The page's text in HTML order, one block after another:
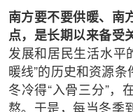
南方要不要供暖、南
点，是长期以来备受
发展和居民生活水平
暖线”的历史和资源
冬冷得“入骨三分”，
熬。于是，每当冬季